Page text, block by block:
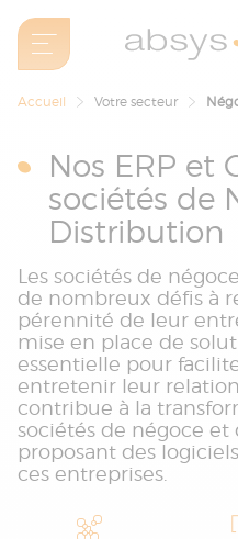
Accueil Votre secteur
Nos ERP et
sociétés de
Distribution
Les sociétés de
de nombreux défis à
pérennité de leur
mise en place de
essentielle pour
entretenir leur
contribue à la
sociétés de négoce
proposant des
ces entreprises.